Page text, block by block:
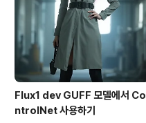
Flux1 dev GUFF 모델에서 Co
ntrolNet 사용하기